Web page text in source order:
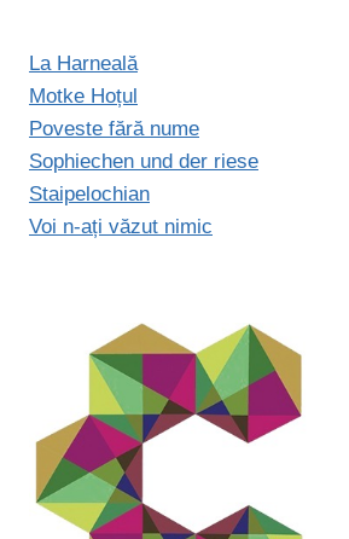
La Harneală
Motke Hoțul
Poveste fără nume
Sophiechen und der riese
Staipelochian
Voi n-ați văzut nimic